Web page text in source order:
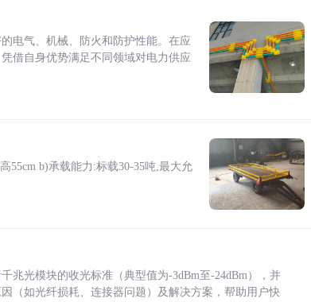
电气、机械、防火和防护性能。在应
借自身优势满足不同领域对电力供应
55cm b)承载能力:标载30-35吨,最大允
兆光模块的收光标准（典型值为-3dBm至-24dBm），并
（如光纤损耗、连接器问题）及解决方案，帮助用户快